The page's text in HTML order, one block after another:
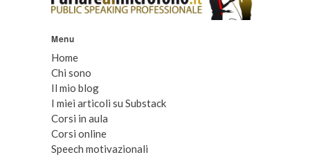
Menu
Home
Chi sono
Il mio blog
I miei articoli su Substack
Corsi in aula
Corsi online
Speech motivazionali